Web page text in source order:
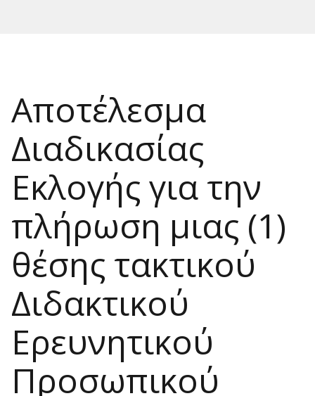
Αποτέλεσμα
Διαδικασίας
Εκλογής για την
πλήρωση μιας (1)
θέσης τακτικού
Διδακτικού
Ερευνητικού
Προσωπικού